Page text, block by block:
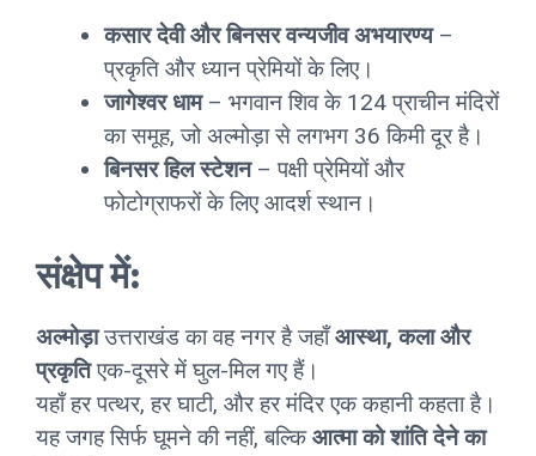
कसार देवी और बिनसर वन्यजीव अभयारण्य–
प्रकृति और ध्यान प्रेमियों के लिए।
जागेश्वर धाम– भगवान शिव के 124 प्राचीन मंदिरों
का समूह, जो अल्मोड़ा से लगभग 36 किमी दूर है।
बिनसर हिल स्टेशन– पक्षी प्रेमियों और
फोटोग्राफरों के लिए आदर्श स्थान।
संक्षेप में:
अल्मोड़ाउत्तराखंड का वह नगर है जहाँआस्था, कला और
प्रकृतिएक-दूसरे में घुल-मिल गए हैं।
यहाँ हर पत्थर, हर घाटी, और हर मंदिर एक कहानी कहता है।
यह जगह सिर्फ घूमने की नहीं, बल्किआत्मा को शांति देने का